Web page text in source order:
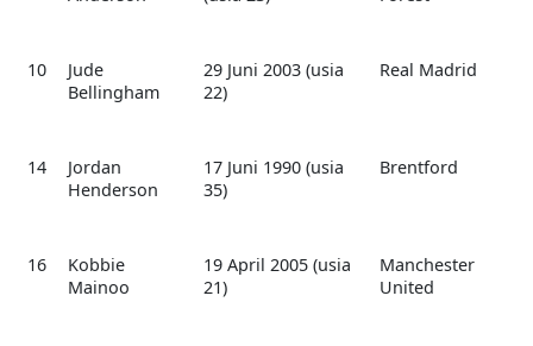
10
Jude
Bellingham
29 Juni 2003 (usia
22)
Real Madrid
14
Jordan
Henderson
17 Juni 1990 (usia
35)
Brentford
16
Kobbie
Mainoo
19 April 2005 (usia
21)
Manchester
United